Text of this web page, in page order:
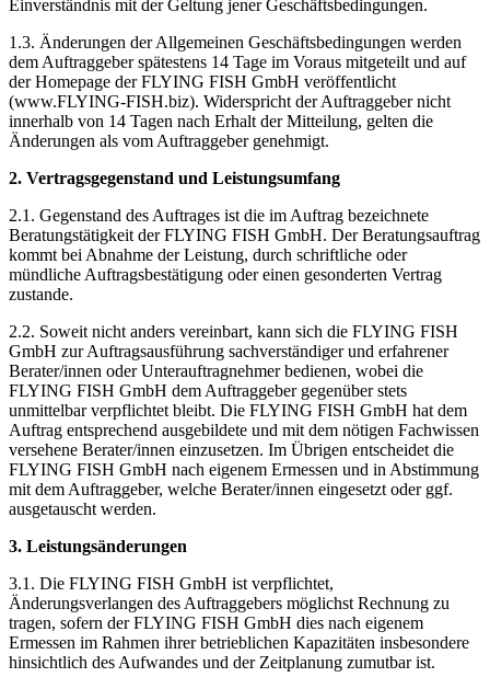
Einverständnis mit der Geltung jener Geschäftsbedingungen.
1.3. Änderungen der Allgemeinen Geschäftsbedingungen werden
dem Auftraggeber spätestens 14 Tage im Voraus mitgeteilt und auf
der Homepage der FLYING FISH GmbH veröffentlicht
(www.FLYING-FISH.biz). Widerspricht der Auftraggeber nicht
innerhalb von 14 Tagen nach Erhalt der Mitteilung, gelten die
Änderungen als vom Auftraggeber genehmigt.
2. Vertragsgegenstand und Leistungsumfang
2.1. Gegenstand des Auftrages ist die im Auftrag bezeichnete
Beratungstätigkeit der FLYING FISH GmbH. Der Beratungsauftrag
kommt bei Abnahme der Leistung, durch schriftliche oder
mündliche Auftragsbestätigung oder einen gesonderten Vertrag
zustande.
2.2. Soweit nicht anders vereinbart, kann sich die FLYING FISH
GmbH zur Auftragsausführung sachverständiger und erfahrener
Berater/innen oder Unterauftragnehmer bedienen, wobei die
FLYING FISH GmbH dem Auftraggeber gegenüber stets
unmittelbar verpflichtet bleibt. Die FLYING FISH GmbH hat dem
Auftrag entsprechend ausgebildete und mit dem nötigen Fachwissen
versehene Berater/innen einzusetzen. Im Übrigen entscheidet die
FLYING FISH GmbH nach eigenem Ermessen und in Abstimmung
mit dem Auftraggeber, welche Berater/innen eingesetzt oder ggf.
ausgetauscht werden.
3. Leistungsänderungen
3.1. Die FLYING FISH GmbH ist verpflichtet,
Änderungsverlangen des Auftraggebers möglichst Rechnung zu
tragen, sofern der FLYING FISH GmbH dies nach eigenem
Ermessen im Rahmen ihrer betrieblichen Kapazitäten insbesondere
hinsichtlich des Aufwandes und der Zeitplanung zumutbar ist.